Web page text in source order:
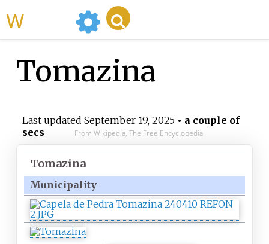
Tomazina
Last updated September 19, 2025• a couple of
secs
From Wikipedia, The Free Encyclopedia
Tomazina
Municipality